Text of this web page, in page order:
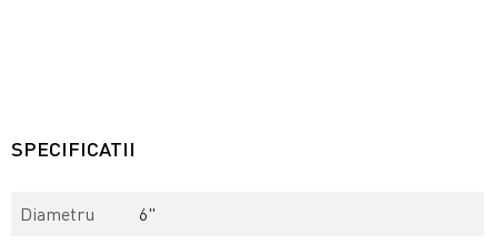
SPECIFICATII
Diametru
6"